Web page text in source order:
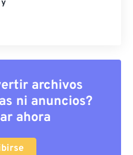
y
archivos
ni anuncios?
ahora